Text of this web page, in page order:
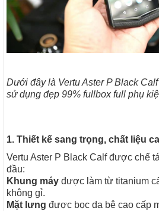
Dưới đây là Vertu Aster P Black
sử dụng đẹp 99% fullbox full phụ
1. Thiết kế sang trọng, chất liệu
Vertu Aster P Black Calf được chế
đầu:
Khung máy được làm từ titanium
không gỉ.
Mặt lưng được bọc da bê cao cấp